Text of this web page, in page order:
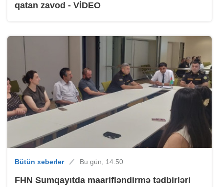
qatan zavod - VİDEO
Bütün xəbərlər Bu gün, 14:50
FHN Sumqayıtda maarifləndirmə tədbirləri